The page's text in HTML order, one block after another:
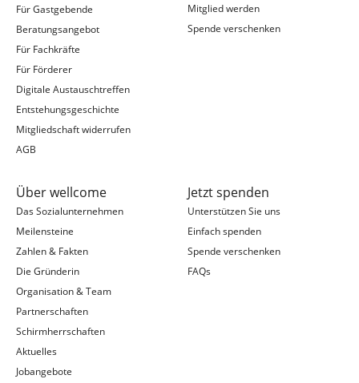
Für Gastgebende
Beratungsangebot
Für Fachkräfte
Für Förderer
Digitale Austauschtreffen
Entstehungsgeschichte
Mitgliedschaft widerrufen
AGB
Mitglied werden
Spende verschenken
Über wellcome
Das Sozialunternehmen
Meilensteine
Zahlen & Fakten
Die Gründerin
Organisation & Team
Partnerschaften
Schirmherrschaften
Aktuelles
Jobangebote
Jetzt spenden
Unterstützen Sie uns
Einfach spenden
Spende verschenken
FAQs